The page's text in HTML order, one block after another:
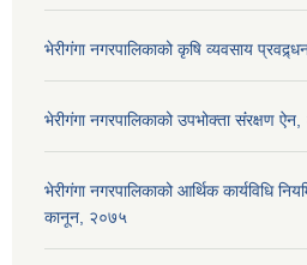
भेरीगंगा नगरपालिकाको कृषि व्यवसाय
भेरीगंगा नगरपालिकाको उपभोक्ता संंरक्षण
भेरीगंगा नगरपालिकाको आर्थिक कार्यविधि
कानून, २०७५